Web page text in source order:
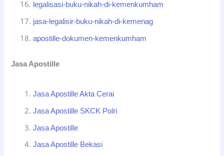
legalisasi-buku-nikah-di-kemenkumham
jasa-legalisir-buku-nikah-di-kemenag
apostille-dokumen-kemenkumham
Jasa Apostille
Jasa Apostille Akta Cerai
Jasa Apostille SKCK Polri
Jasa Apostille
Jasa Apostille Bekasi